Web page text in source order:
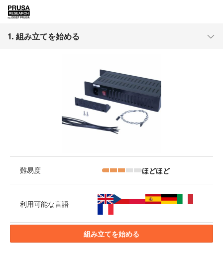
1. 組み立てを始める
難易度 ほどほど
利用可能な言語
組み立てを始める